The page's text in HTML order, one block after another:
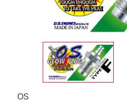
OS